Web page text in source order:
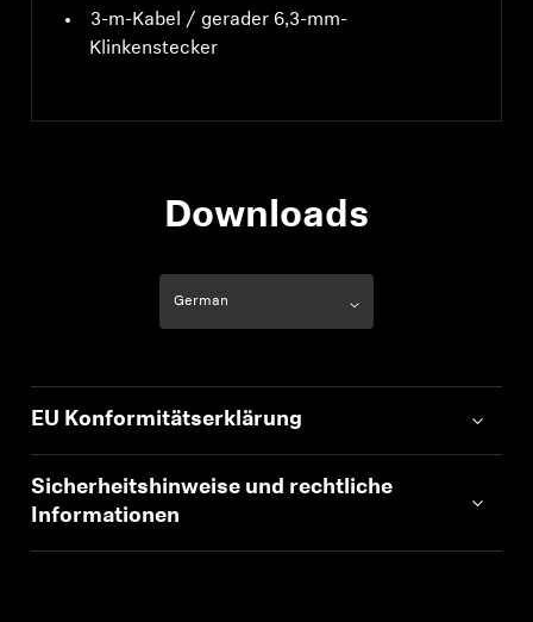
3-m-Kabel / gerader 6,3-mm-
Klinkenstecker
Downloads
EU Konformitätserklärung
Sicherheitshinweise und rechtliche
Informationen